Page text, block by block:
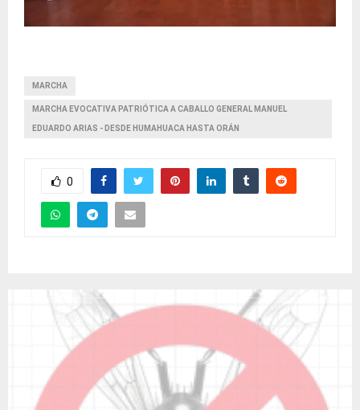
MARCHA
MARCHA EVOCATIVA PATRIÓTICA A CABALLO GENERAL MANUEL
EDUARDO ARIAS - DESDE HUMAHUACA HASTA ORÁN
0